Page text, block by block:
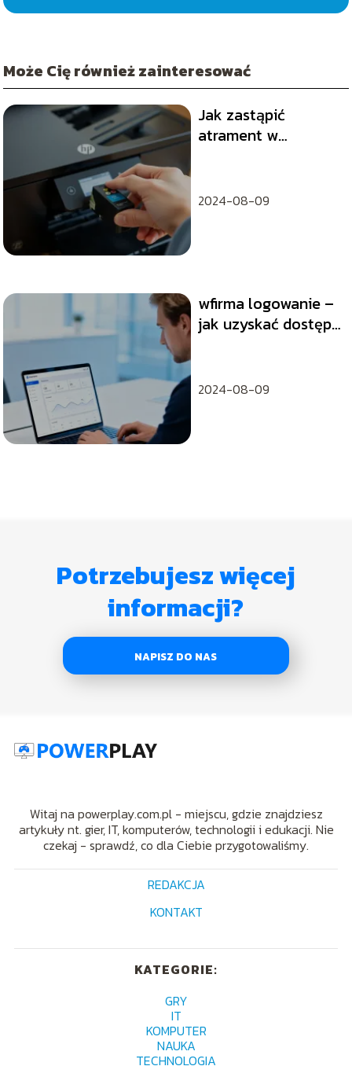
Może Cię również zainteresować
Jak zastąpić
atrament w
2024-08-09
wfirma logowanie –
jak uzyskać dostęp
2024-08-09
Potrzebujesz więcej
informacji?
NAPISZ DO NAS
Witaj na powerplay.com.pl - miejscu, gdzie znajdziesz
artykuły nt. gier, IT, komputerów, technologii i edukacji. Nie
czekaj - sprawdź, co dla Ciebie przygotowaliśmy.
REDAKCJA
KONTAKT
KATEGORIE:
GRY
IT
KOMPUTER
NAUKA
TECHNOLOGIA